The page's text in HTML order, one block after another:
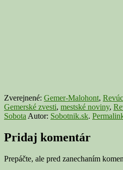
Zverejnené: Gemer-Malohont,
Gemerské zvesti, mestské noviny,
Sobota Autor: Sobotnik.sk.
Pridaj komentár
Prepáčte, ale pred zanechaním